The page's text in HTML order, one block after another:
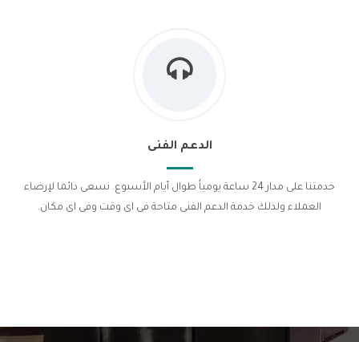
الدعم الفنى
خدمتنا على مدار 24 ساعة يومياُ طوال أيام الأسبوع. نسعى دائما لإرضاء
العملاء ولذلك خدمة الدعم الفنى متاحة فى اى وقت وفى اى مكان.